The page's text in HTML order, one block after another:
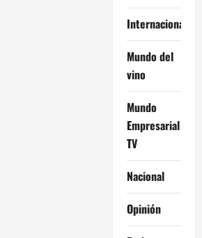
Internacional
Mundo del
vino
Mundo
Empresarial
TV
Nacional
Opinión